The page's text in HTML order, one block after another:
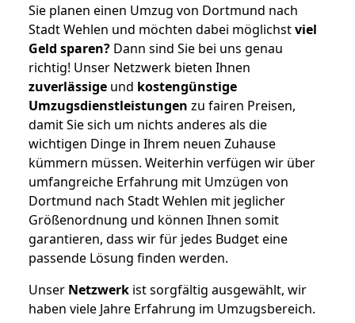
Sie planen einen Umzug von Dortmund nach
Stadt Wehlen und möchten dabei möglichstviel
Geld sparen? Dann sind Sie bei uns genau
richtig! Unser Netzwerk bieten Ihnen
zuverlässige und kostengünstige
Umzugsdienstleistungen zu fairen Preisen,
damit Sie sich um nichts anderes als die
wichtigen Dinge in Ihrem neuen Zuhause
kümmern müssen. Weiterhin verfügen wir über
umfangreiche Erfahrung mit Umzügen von
Dortmund nach Stadt Wehlen mit jeglicher
Größenordnung und können Ihnen somit
garantieren, dass wir für jedes Budget eine
passende Lösung finden werden.
Unser Netzwerk ist sorgfältig ausgewählt, wir
haben viele Jahre Erfahrung im Umzugsbereich.